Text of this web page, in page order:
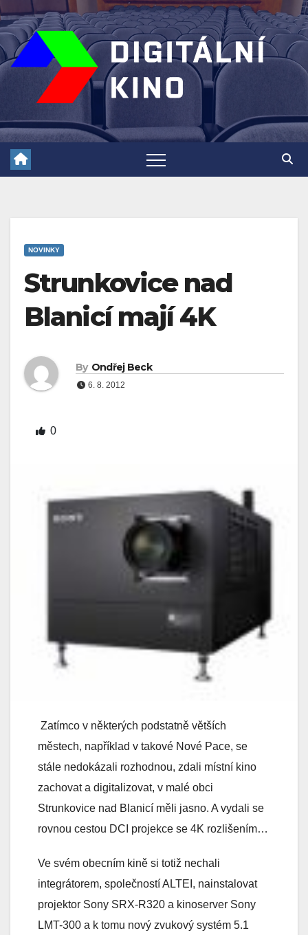
Skip
to
content
NOVINKY
Strunkovice nad
Blanicí mají 4K
By Ondřej Beck
6. 8. 2012
0
Zatímco v některých podstatně větších
městech, například v takové Nové Pace, se
stále nedokázali rozhodnou, zdali místní kino
zachovat a digitalizovat, v malé obci
Strunkovice nad Blanicí měli jasno. A vydali se
rovnou cestou DCI projekce se 4K rozlišením…
Ve svém obecním kině si totiž nechali
integrátorem, společností ALTEI, nainstalovat
projektor Sony SRX-R320 a kinoserver Sony
LMT-300 a k tomu nový zvukový systém 5.1